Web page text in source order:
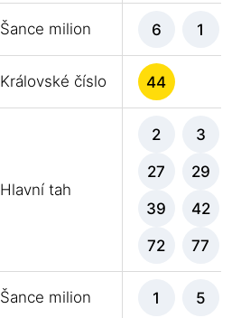
Šance milion 6 1
Královské číslo 44
Hlavní tah
2 3
27 29
39 42
72 77
Šance milion 1 5